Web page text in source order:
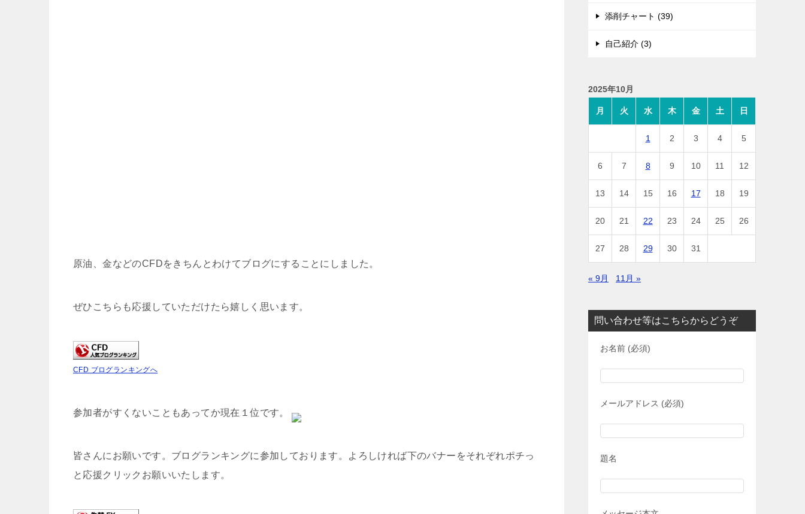
原油、金などのCFDをきちんとわけてブログにすることにしました。
ぜひこちらも応援していただけたら嬉しく思います。
CFD ブログランキングへ
参加者がすくないこともあってか現在１位です。
皆さんにお願いです。ブログランキングに参加しております。よろしければ下のバナーをそれぞれポチっ
と応援クリックお願いいたします。
添削チャート (39)
自己紹介 (3)
2025年10月
月 火 水 木 金 土 日
1 2 3 4 5
6 7 8 9 10 11 12
13 14 15 16 17 18 19
20 21 22 23 24 25 26
27 28 29 30 31
« 9月 11月 »
問い合わせ等はこちらからどうぞ
お名前 (必須)
メールアドレス (必須)
題名